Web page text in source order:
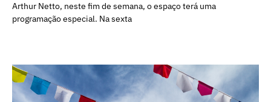
Arthur Netto, neste fim de semana, o espaço terá uma
programação especial. Na sexta